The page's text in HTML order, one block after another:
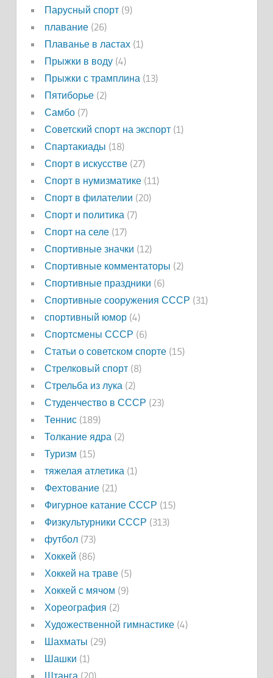
Парусный спорт(9)
плавание(26)
Плаванье в ластах(1)
Прыжки в воду(4)
Прыжки с трамплина (13)
Пятиборье(2)
Самбо(7)
Советский спорт на экспорт(1)
Спартакиады (18)
Спорт в искусстве(27)
Спорт в нумизматике(11)
Спорт в филателии (20)
Спорт и политика (7)
Спорт на селе(17)
Спортивные значки (12)
Спортивные комментаторы (2)
Спортивные праздники (6)
Спортивные сооружения СССР (31)
спортивный юмор(4)
Спортсмены СССР (6)
Статьи о советском спорте(15)
Стрелковый спорт(8)
Стрельба из лука (2)
Студенчество в СССР (23)
Теннис(189)
Толкание ядра (2)
Туризм (15)
тяжелая атлетика (1)
Фехтование(21)
Фигурное катание СССР (15)
Физкультурники СССР (313)
футбол(73)
Хоккей (86)
Хоккей на траве(5)
Хоккей с мячом (9)
Хореография (2)
Художественной гимнастике(4)
Шахматы (29)
Шашки (1)
Штанга (20)